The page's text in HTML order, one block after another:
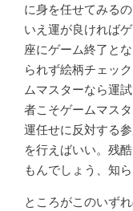
に身を任せてみる
いえ運が良ければ
座にゲーム終了と
られず絵柄チェッ
ムマスターなら運
者こそゲームマス
運任せに反対する
を行えばいい。残
もんでしょう、知ら
ところがこのいず